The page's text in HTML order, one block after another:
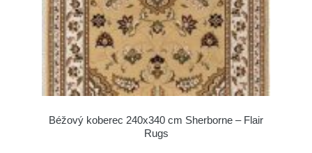
Béžový koberec 240x340 cm Sherborne – Flair
Rugs